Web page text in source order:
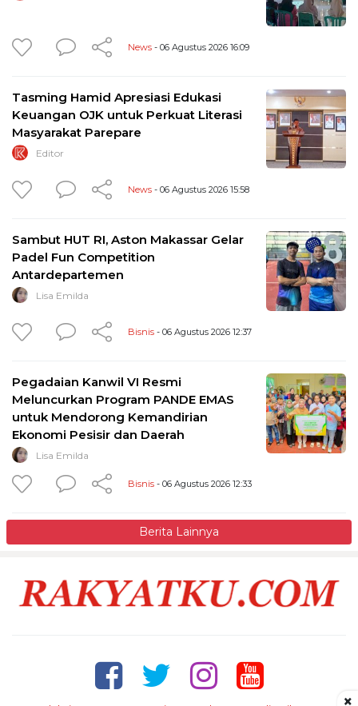
News - 06 Agustus 2026 16:09
Tasming Hamid Apresiasi Edukasi
Keuangan OJK untuk Perkuat Literasi
Masyarakat Parepare
Editor
News - 06 Agustus 2026 15:58
Sambut HUT RI, Aston Makassar Gelar
Padel Fun Competition
Antardepartemen
Lisa Emilda
Bisnis - 06 Agustus 2026 12:37
Pegadaian Kanwil VI Resmi
Meluncurkan Program PANDE EMAS
untuk Mendorong Kemandirian
Ekonomi Pesisir dan Daerah
Lisa Emilda
Bisnis - 06 Agustus 2026 12:33
Berita Lainnya
×